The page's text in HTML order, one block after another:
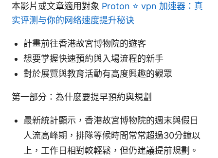
本影片或文章適用對象 Proton ⭐ vpn 加速器：真
实评测与你的网络速度提升秘诀
計畫前往香港故宮博物院的遊客
想要掌握快速預約與入場流程的新手
對於展覽與教育活動有高度興趣的觀眾
第一部分：為什麼要提早預約與規劃
最新統計顯示，香港故宮博物院的週末與假日
人流高峰期，排隊等候時間常常超過30分鐘以
上，工作日相對較輕鬆，但仍建議提前規劃。